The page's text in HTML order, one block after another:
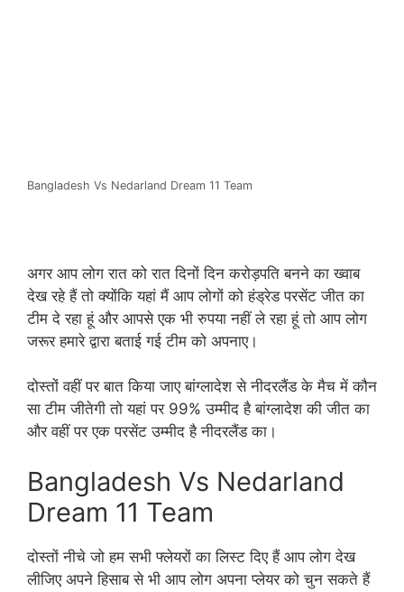
Bangladesh Vs Nedarland Dream 11 Team
अगर आप लोग रात को रात दिनों दिन करोड़पति बनने का ख्वाब
देख रहे हैं तो क्योंकि यहां मैं आप लोगों को हंड्रेड परसेंट जीत का
टीम दे रहा हूं और आपसे एक भी रुपया नहीं ले रहा हूं तो आप लोग
जरूर हमारे द्वारा बताई गई टीम को अपनाए।
दोस्तों वहीं पर बात किया जाए बांग्लादेश से नीदरलैंड के मैच में कौन
सा टीम जीतेगी तो यहां पर 99% उम्मीद है बांग्लादेश की जीत का
और वहीं पर एक परसेंट उम्मीद है नीदरलैंड का।
Bangladesh Vs Nedarland
Dream 11 Team
दोस्तों नीचे जो हम सभी फ्लेयरों का लिस्ट दिए हैं आप लोग देख
लीजिए अपने हिसाब से भी आप लोग अपना प्लेयर को चुन सकते हैं